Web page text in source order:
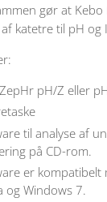
gør at Kebo
katetre til pH og
pH/Z eller
til analyse af
på CD-rom.
er kompatibelt
og Windows 7.